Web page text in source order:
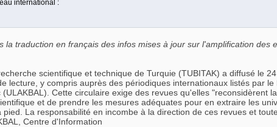
international :
la traduction en français des infos mises à jour sur l'amplification des
scientifique et technique de Turquie (TUBITAK) a diffusé le
lecture, y compris auprès des périodiques internationaux listés par
Cette circulaire exige des revues qu'elles "reconsidèrent
et de prendre les mesures adéquates pour en extraire les
pied. La responsabilité en incombe à la direction de ces revues et
Centre d'Information